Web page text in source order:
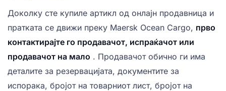
Доколку сте купиле артикл од онлајн продавница и
пратката се движи преку Maersk Ocean Cargo, прво
контактирајте го продавачот, испраќачот или
продавачот на мало . Продавачот обично ги има
деталите за резервацијата, документите за
испорака, бројот на товарниот лист, бројот на